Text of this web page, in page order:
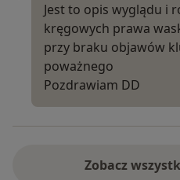
Jest to opis wyglądu i
kręgowych prawa
przy braku objawów
poważnego
Pozdrawiam DD
Zobacz